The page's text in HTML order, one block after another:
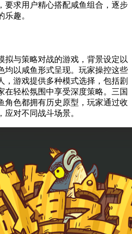
要求用户精心搭配咸鱼组合，逐步
趣。
拟与策略对战的游戏，背景设定以
均以咸鱼形式呈现。玩家操控这些
，游戏提供多种模式选择，包括剧
在轻松氛围中享受深度策略。三国
角色都拥有历史原型，玩家通过收
对不同战斗场景。